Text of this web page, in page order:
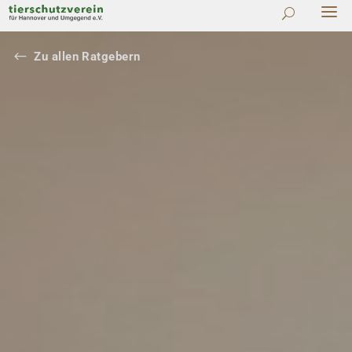
# Zu allen Ratgebern